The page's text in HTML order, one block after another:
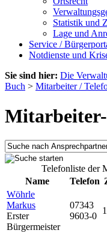
Statistik und
Lage und
Service /
Notdienste und
Sie sind hier: Die
Buch > Mitarbeiter /
Telefonliste der
Name
Telefon
Wöhrle
Markus
Erster
Bürgermeister
07343
9603-0